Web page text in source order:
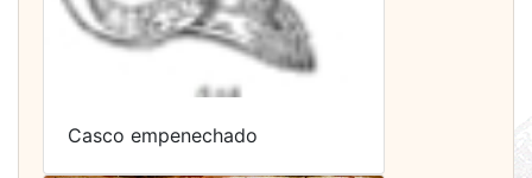
Casco empenechado